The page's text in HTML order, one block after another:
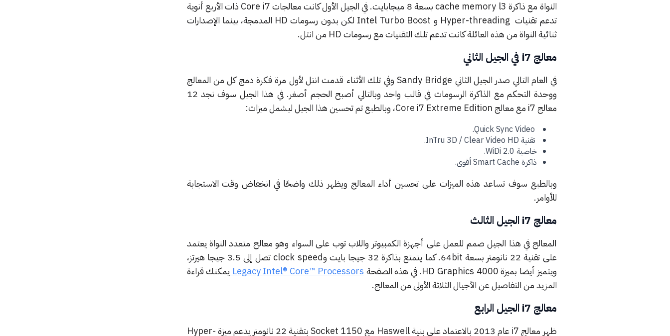
النواة مع ذاكرة cache memory l3 بسعة 8 ميجابايت.
في الجيل الأول كانت معالجات Core i7 ذات الأربع أنوية
تدعم تقنيات Hyper-threading و Intel Turbo Boost لكن بدون رسومات HD المدمجة، بينما الإصدارات
ثنائية النواة من هذه العائلة كانت تدعم تلك التقنيات مع رسومات HD من انتل.
معالج i7 في الجيل الثاني
في العام التالي صدر الجيل الثاني Sandy Bridge وفي تلك الأثناء قدمت انتل لأول مرة فكرة دمج كل من المعالج
ووحدة التحكم مع الذاكرة الرسومات في قالب واحد وبالتالي أصبح الحجم أصغر.
في هذا الجيل سوف نجد 12
معالج i7 مع معالج Core i7 Extreme Edition، وبالطبع تم تحسين هذا الجيل ليشمل ميزات:
تقنية InTru 3D / Clear Video HD.
خاصية WiDi 2.0.
ذاكرة Smart Cache أقوى.
وبالطبع سوف تساعد هذه الميزات على تحسين أداء المعالج ويظهر ذلك واضحًا في انخفاض وقت الاستجابة
للأوامر.
معالج i7 الجيل الثالث
المعالج في هذا الجيل صمم للعمل على أجهزة الكمبيوتر واللاب توب على السواء وهو معالج متعدد النواة يعتمد
على تقنية 22 نانومتر بسعة 64bit.
كما يتمتع بذاكرة 32 جيجا بايت وclock speed تصل إلى 3.5 جيجا هيرتز،
ويتميز أيضا بميزة HD Graphics 4000.
في هذه الصفحة Legacy Intel® Core™ Processors يمكنك قراءة
المزيد من التفاصيل عن الأجيال الثلاثة الأولى من المعالج.
معالج i7 الجيل الرابع
ظهر معالج i7 عام 2013 بالاعتماد على بنية Haswell مع Socket 1150 بتقنية 22 نانومتر يدعم ميزة Hyper-